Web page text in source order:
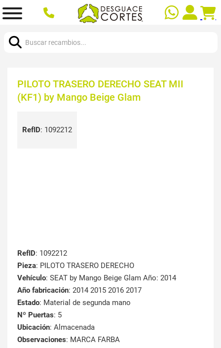
PILOTO TRASERO DERECHO SEAT MII
(KF1) by Mango Beige Glam
RefID: 1092212
RefID: 1092212
Pieza: PILOTO TRASERO DERECHO
Vehículo: SEAT by Mango Beige Glam Año: 2014
Año fabricación: 2014 2015 2016 2017
Estado: Material de segunda mano
Nº Puertas: 5
Ubicación: Almacenada
Observaciones: MARCA FARBA